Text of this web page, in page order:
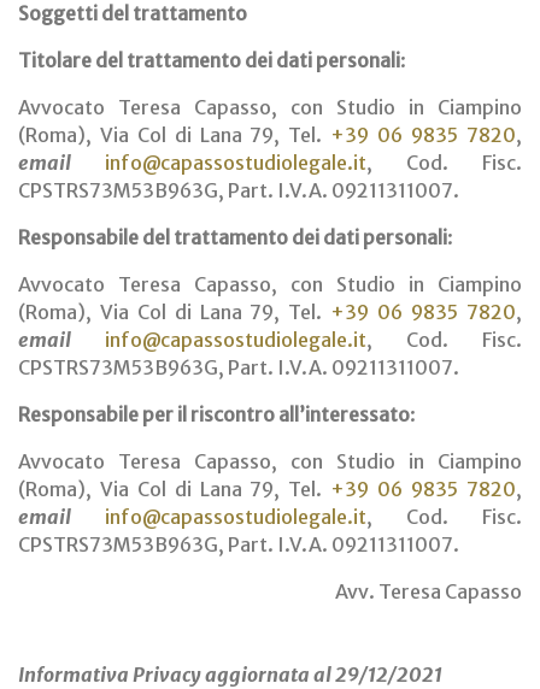
Soggetti del trattamento
Titolare del trattamento dei dati personali:
Avvocato Teresa Capasso, con Studio in Ciampino
(Roma), Via Col di Lana 79, Tel. +39 06 9835 7820,
email info@capassostudiolegale.it, Cod. Fisc.
CPSTRS73M53B963G, Part. I.V.A. 09211311007.
Responsabile del trattamento dei dati personali:
Avvocato Teresa Capasso, con Studio in Ciampino
(Roma), Via Col di Lana 79, Tel. +39 06 9835 7820,
email info@capassostudiolegale.it, Cod. Fisc.
CPSTRS73M53B963G, Part. I.V.A. 09211311007.
Responsabile per il riscontro all’interessato:
Avvocato Teresa Capasso, con Studio in Ciampino
(Roma), Via Col di Lana 79, Tel. +39 06 9835 7820,
email info@capassostudiolegale.it, Cod. Fisc.
CPSTRS73M53B963G, Part. I.V.A. 09211311007.
Avv. Teresa Capasso
Informativa Privacy aggiornata al 29/12/2021